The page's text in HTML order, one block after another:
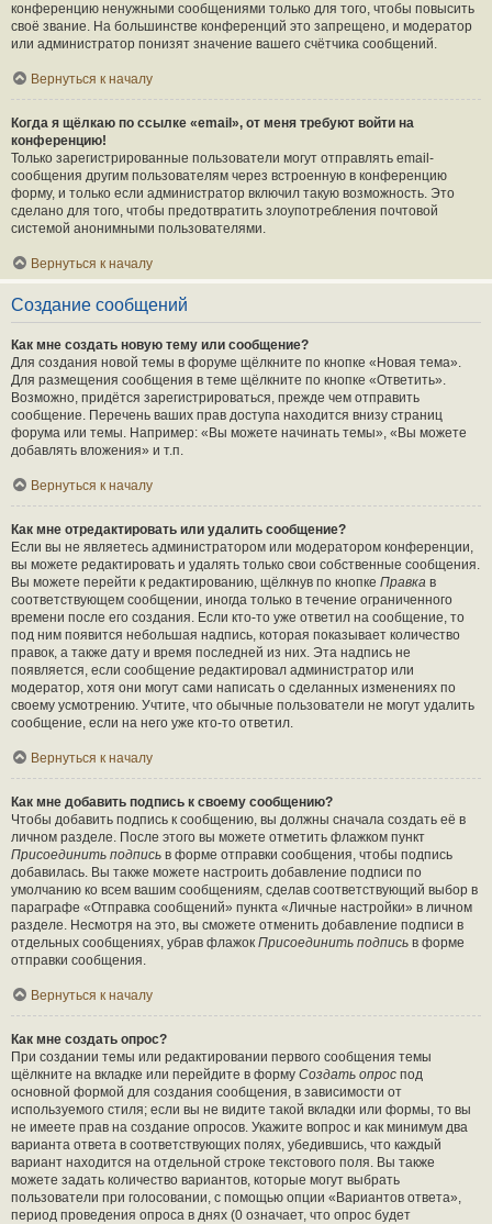
конференцию ненужными сообщениями только для того, чтобы повысить
своё звание. На большинстве конференций это запрещено, и модератор
или администратор понизят значение вашего счётчика сообщений.
Вернуться к началу
Когда я щёлкаю по ссылке «email», от меня требуют войти на
конференцию!
Только зарегистрированные пользователи могут отправлять email-
сообщения другим пользователям через встроенную в конференцию
форму, и только если администратор включил такую возможность. Это
сделано для того, чтобы предотвратить злоупотребления почтовой
системой анонимными пользователями.
Вернуться к началу
Создание сообщений
Как мне создать новую тему или сообщение?
Для создания новой темы в форуме щёлкните по кнопке «Новая тема».
Для размещения сообщения в теме щёлкните по кнопке «Ответить».
Возможно, придётся зарегистрироваться, прежде чем отправить
сообщение. Перечень ваших прав доступа находится внизу страниц
форума или темы. Например: «Вы можете начинать темы», «Вы можете
добавлять вложения» и т.п.
Вернуться к началу
Как мне отредактировать или удалить сообщение?
Если вы не являетесь администратором или модератором конференции,
вы можете редактировать и удалять только свои собственные сообщения.
Вы можете перейти к редактированию, щёлкнув по кнопке Правка в
соответствующем сообщении, иногда только в течение ограниченного
времени после его создания. Если кто-то уже ответил на сообщение, то
под ним появится небольшая надпись, которая показывает количество
правок, а также дату и время последней из них. Эта надпись не
появляется, если сообщение редактировал администратор или
модератор, хотя они могут сами написать о сделанных изменениях по
своему усмотрению. Учтите, что обычные пользователи не могут удалить
сообщение, если на него уже кто-то ответил.
Вернуться к началу
Как мне добавить подпись к своему сообщению?
Чтобы добавить подпись к сообщению, вы должны сначала создать её в
личном разделе. После этого вы можете отметить флажком пункт
Присоединить подпись в форме отправки сообщения, чтобы подпись
добавилась. Вы также можете настроить добавление подписи по
умолчанию ко всем вашим сообщениям, сделав соответствующий выбор в
параграфе «Отправка сообщений» пункта «Личные настройки» в личном
разделе. Несмотря на это, вы сможете отменить добавление подписи в
отдельных сообщениях, убрав флажок Присоединить подпись в форме
отправки сообщения.
Вернуться к началу
Как мне создать опрос?
При создании темы или редактировании первого сообщения темы
щёлкните на вкладке или перейдите в форму Создать опрос под
основной формой для создания сообщения, в зависимости от
используемого стиля; если вы не видите такой вкладки или формы, то вы
не имеете прав на создание опросов. Укажите вопрос и как минимум два
варианта ответа в соответствующих полях, убедившись, что каждый
вариант находится на отдельной строке текстового поля. Вы также
можете задать количество вариантов, которые могут выбрать
пользователи при голосовании, с помощью опции «Вариантов ответа»,
период проведения опроса в днях (0 означает, что опрос будет